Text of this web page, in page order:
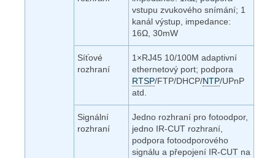
vstupu zvukového snímání; 1
kanál výstup, impedance:
16Ω, 30mW
Síťové
rozhraní
1×RJ45 10/100M adaptivní
ethernetový port; podpora
RTSP/FTP/DHCP/NTP/UPnP
atd.
Signální
rozhraní
Jedno rozhraní pro fotoodpor,
jedno IR-CUT rozhraní,
podpora fotoodporového
signálu a přepojení IR-CUT na